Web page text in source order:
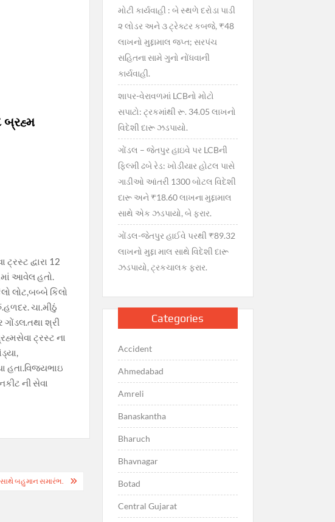
બ્રહ્મ
દ્વારા 12
આવેલ હતો.
લોટ,બબ્બે કિલો
ચા.મીઠું
શ્રી
ટ્રસ્ટ ના
હતા.વિજયભાઇ
ની સેવા
સાથે બહુમાન સમારંભ.
મોટી કાર્યવાહી : બે સ્થળે દરોડા પાડી
૨ લોડર અને ૩ ટ્રેક્ટર કબજે, ₹48
લાખનો મુદ્દામાલ જપ્ત; સરપંચ
સહિતના સામે ગુનો નોંધવાની
કાર્યવાહી.
શાપર-વેરાવળમાં LCBનો મોટો
સપાટો: ટ્રકમાંથી રૂ. 34.05 લાખનો
વિદેશી દારૂ ઝડપાયો.
ગોંડલ – જેતપુર હાઇવે પર LCBની
ફિલ્મી ઢબે રેડ: ખોડીયાર હોટલ પાસે
ગાડીઓ આંતરી 1300 બોટલ વિદેશી
દારૂ અને ₹18.60 લાખના મુદ્દામાલ
સાથે એક ઝડપાયો, બે ફરાર.
ગોંડલ-જેતપુર હાઈવે પરથી ₹89.32
લાખનો મુદ્દા માલ સાથે વિદેશી દારૂ
ઝડપાયો, ટ્રકચાલક ફરાર.
Categories
Accident
Ahmedabad
Amreli
Banaskantha
Bharuch
Bhavnagar
Botad
Central Gujarat